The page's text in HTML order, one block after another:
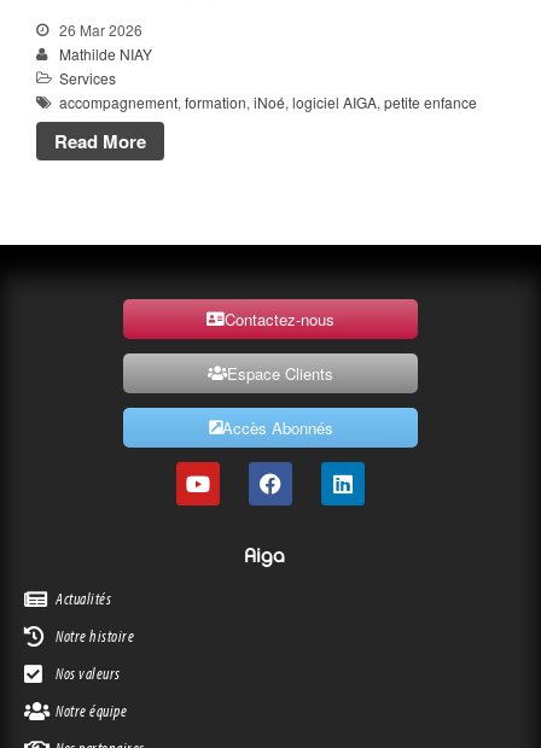
26 Mar 2026
Mathilde NIAY
Services
accompagnement, formation, iNoé, logiciel AIGA, petite enfance
Read More
Contactez-nous
Espace Clients
Accès Abonnés
Aiga
Actualités
Notre histoire
Nos valeurs
Notre équipe